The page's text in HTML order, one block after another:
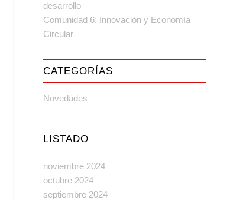
desarrollo
Comunidad 6: Innovación y Economía
Circular
CATEGORÍAS
Novedades
LISTADO
noviembre 2024
octubre 2024
septiembre 2024